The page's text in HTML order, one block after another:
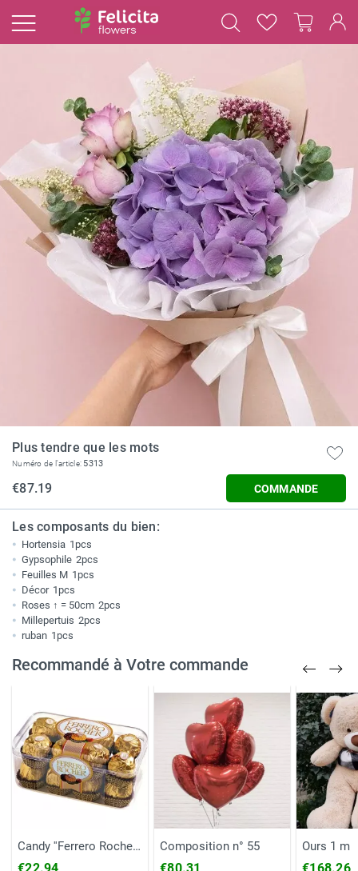
Plus tendre que les mots
Numéro de l'article: 5313
€87.19 COMMANDE
Les composants du bien:
Hortensia 1pcs
Gypsophile 2pcs
Feuilles M 1pcs
Décor 1pcs
Roses ↑ = 50cm 2pcs
Millepertuis 2pcs
ruban 1pcs
Recommandé à Votre commande
Candy ''Ferrero Rocher''
Composition n° 55 Ours 1 m